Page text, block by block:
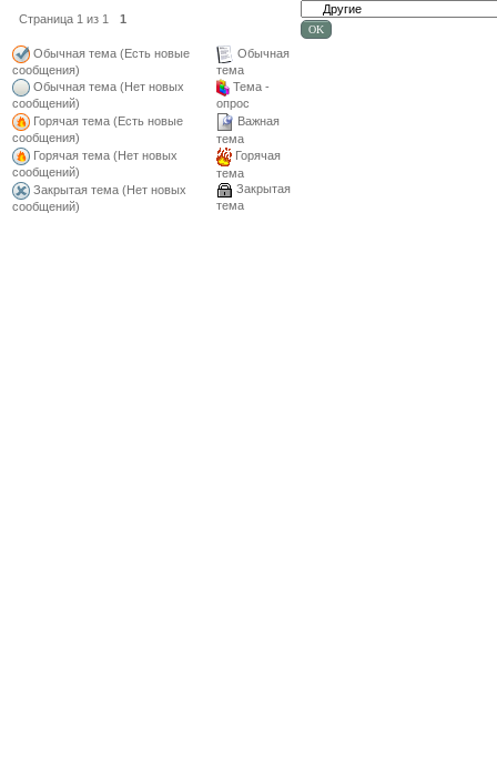
Страница 1 из 1 1
Обычная тема (Есть новые
сообщения)
Обычная
тема
Обычная тема (Нет новых
сообщений)
Тема -
опрос
Горячая тема (Есть новые
сообщения)
Важная
тема
Горячая тема (Нет новых
сообщений)
Горячая
тема
Закрытая тема (Нет новых
сообщений)
Закрытая
тема